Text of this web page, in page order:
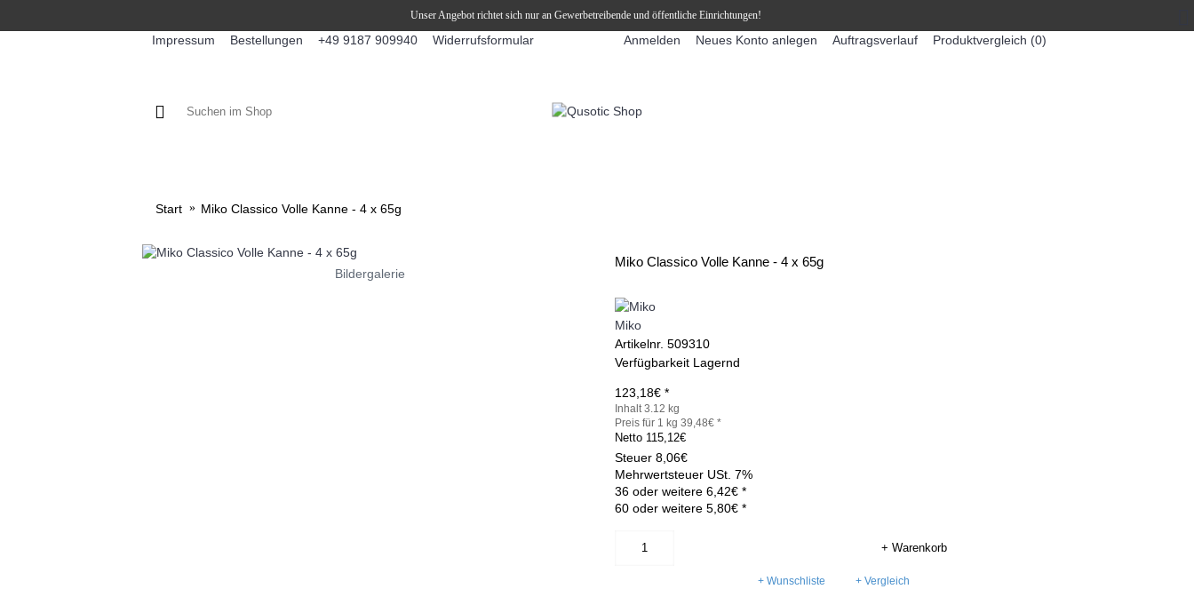
Unser Angebot richtet sich nur an Gewerbetreibende und öffentliche Einrichtungen!
Impressum Bestellungen +49 9187 909940 Widerrufsformular Anmelden Neues Konto anlegen Auftragsverlauf Produktvergleich (0)
Start Miko Classico Volle Kanne - 4 x 65g
Bildergalerie
Miko Classico Volle Kanne - 4 x 65g
Miko
Artikelnr. 509310
Verfügbarkeit Lagernd
123,18€ *
Inhalt 3.12 kg
Preis für 1 kg 39,48€ *
Netto 115,12€
Steuer 8,06€
Mehrwertsteuer USt. 7%
36 oder weitere 6,42€ *
60 oder weitere 5,80€ *
+ Warenkorb
+ Wunschliste + Vergleich